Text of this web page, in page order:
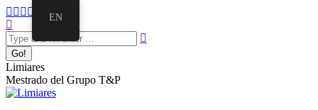
Limiares
Mestrado del Grupo T&P
EN